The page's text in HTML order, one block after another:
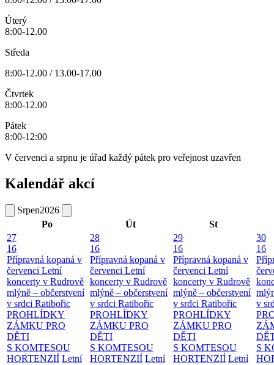
Úterý
8:00-12.00
Středa
8:00-12.00 / 13.00-17.00
Čtvrtek
8:00-12.00
Pátek
8:00-12:00
V červenci a srpnu je úřad každý pátek pro veřejnost uzavřen
Kalendář akcí
Srpen2026
Po
Út
St
27
16
Přípravná kopaná v
červenci Letní
koncerty v Rudrově
mlýně – občerstvení
v srdci Ratibořic
PROHLÍDKY
ZÁMKU PRO
DĚTI
S KOMTESOU
HORTENZIÍ Letní
28
16
Přípravná kopaná v
červenci Letní
koncerty v Rudrově
mlýně – občerstvení
v srdci Ratibořic
PROHLÍDKY
ZÁMKU PRO
DĚTI
S KOMTESOU
HORTENZIÍ Letní
29
16
Přípravná kopaná v
červenci Letní
koncerty v Rudrově
mlýně – občerstvení
v srdci Ratibořic
PROHLÍDKY
ZÁMKU PRO
DĚTI
S KOMTESOU
HORTENZIÍ Letní
30
16
v
S